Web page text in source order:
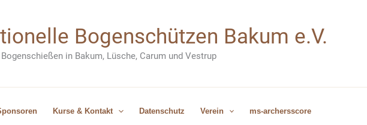
Bogenschützen Bakum e.V.
in Bakum, Lüsche, Carum und Vestrup
Kurse & Kontakt Datenschutz Verein ms-archersscore